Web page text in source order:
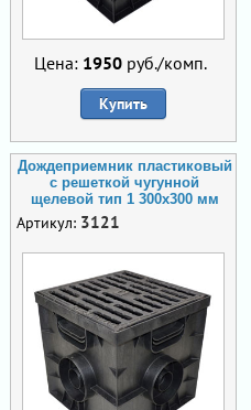
Цена: 1950 руб./комп.
Купить
Дождеприемник пластиковый
с решеткой чугунной
щелевой тип 1 300х300 мм
Артикул: 3121